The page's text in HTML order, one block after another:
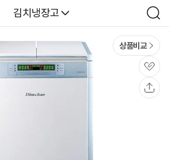
다나와
김치냉장고
검
색
상품비교
관
심